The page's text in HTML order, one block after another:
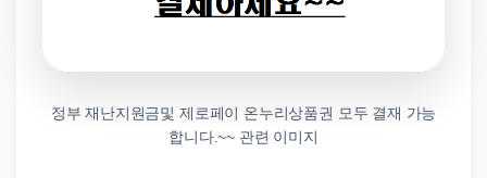
정부 재난지원금및 제로페이 온누리상품권 모두 결재 가능
합니다.~~ 관련 이미지